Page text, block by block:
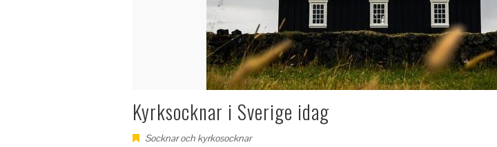
Kyrksocknar i Sverige idag
Socknar och kyrkosocknar